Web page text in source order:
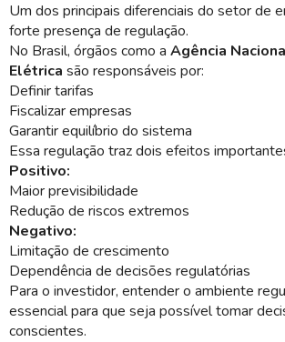
Um dos principais diferenciais do setor de
forte presença de regulação.
No Brasil, órgãos como a Agência
Elétrica são responsáveis por:
Definir tarifas
Fiscalizar empresas
Garantir equilíbrio do sistema
Essa regulação traz dois efeitos
Positivo:
Maior previsibilidade
Redução de riscos extremos
Negativo:
Limitação de crescimento
Dependência de decisões regulatórias
Para o investidor, entender o ambiente
essencial para que seja possível tomar
conscientes.